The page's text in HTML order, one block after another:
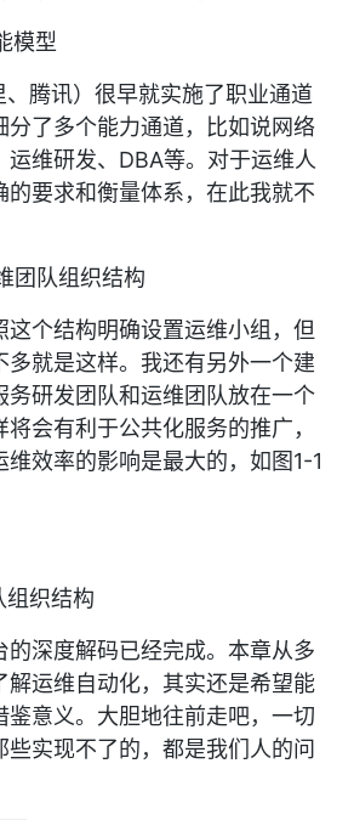
模型
、腾讯）很早就实施了职业通道
分了多个能力通道，比如说网络
运维研发、DBA等。对于运维人
的要求和衡量体系，在此我就不
团队组织结构
这个结构明确设置运维小组，但
多就是这样。我还有另外一个建
务研发团队和运维团队放在一个
会有利于公共化服务的推广，
维效率的影响是最大的，如图1-1
织结构
的深度解码已经完成。本章从多
解运维自动化，其实还是希望能
鉴意义。大胆地往前走吧，一切
些实现不了的，都是我们人的问